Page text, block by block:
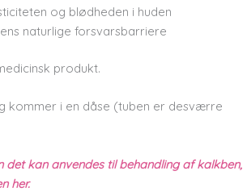
og blødheden i huden
naturlige forsvarsbarriere
produkt.
kommer i en dåse (tuben er desværre
det kan anvendes til behandling af kalkben,
her.